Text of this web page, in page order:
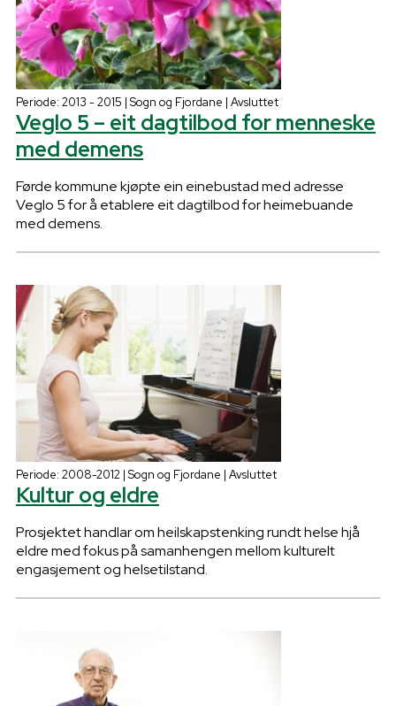
Periode: 2013 - 2015 | Sogn og Fjordane | Avsluttet
Veglo 5 – eit dagtilbod for menneske
med demens
Førde kommune kjøpte ein einebustad med adresse
Veglo 5 for å etablere eit dagtilbod for heimebuande
med demens.
Periode: 2008-2012 | Sogn og Fjordane | Avsluttet
Kultur og eldre
Prosjektet handlar om heilskapstenking rundt helse hjå
eldre med fokus på samanhengen mellom kulturelt
engasjement og helsetilstand.